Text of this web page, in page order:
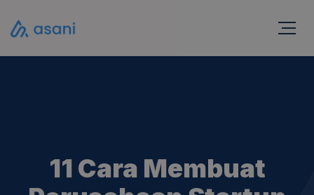
11 Cara Membuat